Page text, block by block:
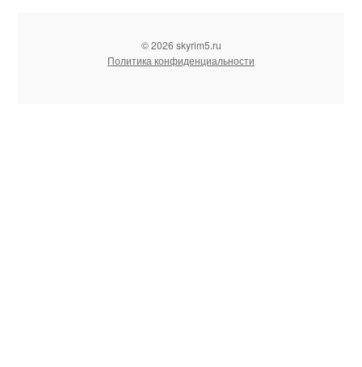
© 2026 skyrim5.ru
Политика конфиденциальности